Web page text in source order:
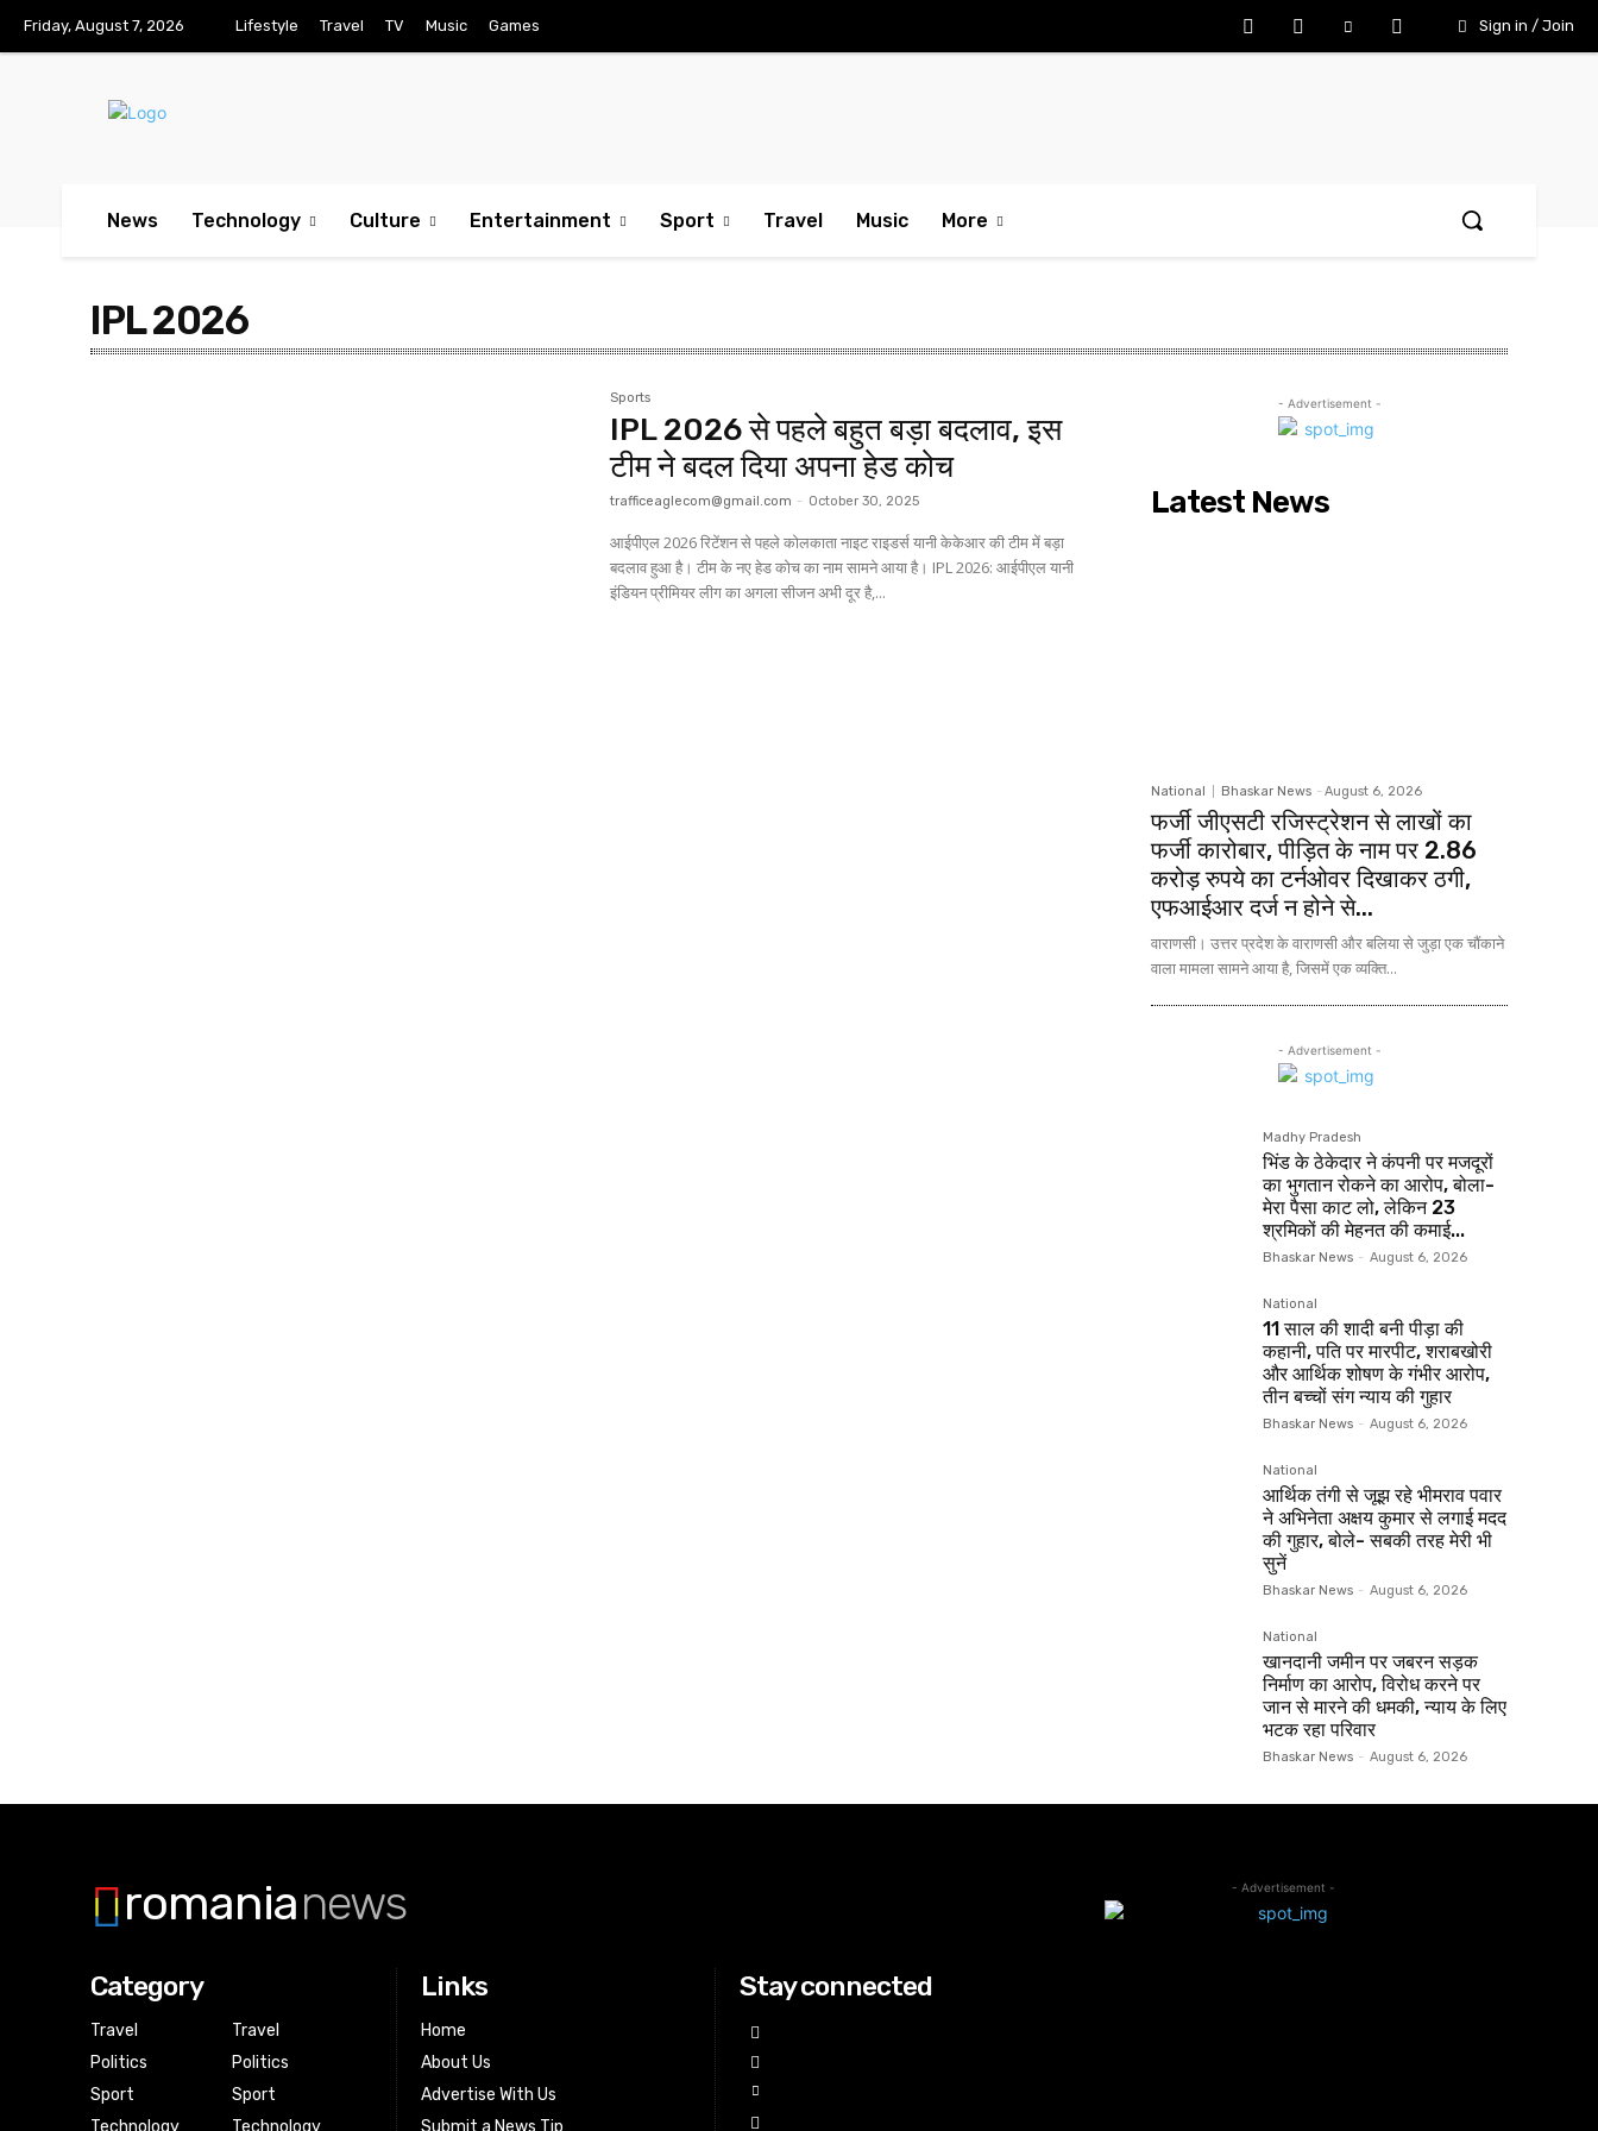
Friday, August 7, 2026 Lifestyle Travel TV Music Games Sign in / Join
News Technology Culture Entertainment Sport Travel Music More
IPL 2026
Sports
IPL 2026 से पहले बहुत बड़ा बदलाव, इस
टीम ने बदल दिया अपना हेड कोच
trafficeaglecom@gmail.com - October 30, 2025
आईपीएल 2026 रिटेंशन से पहले कोलकाता नाइट राइडर्स यानी केकेआर की टीम में बड़ा
बदलाव हुआ है। टीम के नए हेड कोच का नाम सामने आया है। IPL 2026: आईपीएल यानी
इंडियन प्रीमियर लीग का अगला सीजन अभी दूर है,...
- Advertisement -
Latest News
National Bhaskar News - August 6, 2026
फर्जी जीएसटी रजिस्ट्रेशन से लाखों का
फर्जी कारोबार, पीड़ित के नाम पर 2.86
करोड़ रुपये का टर्नओवर दिखाकर ठगी,
एफआईआर दर्ज न होने से...
वाराणसी। उत्तर प्रदेश के वाराणसी और बलिया से जुड़ा एक चौंकाने
वाला मामला सामने आया है, जिसमें एक व्यक्ति...
- Advertisement -
Madhy Pradesh
भिंड के ठेकेदार ने कंपनी पर मजदूरों
का भुगतान रोकने का आरोप, बोला-
मेरा पैसा काट लो, लेकिन 23
श्रमिकों की मेहनत की कमाई...
Bhaskar News - August 6, 2026
National
11 साल की शादी बनी पीड़ा की
कहानी, पति पर मारपीट, शराबखोरी
और आर्थिक शोषण के गंभीर आरोप,
तीन बच्चों संग न्याय की गुहार
Bhaskar News - August 6, 2026
National
आर्थिक तंगी से जूझ रहे भीमराव पवार
ने अभिनेता अक्षय कुमार से लगाई मदद
की गुहार, बोले- सबकी तरह मेरी भी
सुनें
Bhaskar News - August 6, 2026
National
खानदानी जमीन पर जबरन सड़क
निर्माण का आरोप, विरोध करने पर
जान से मारने की धमकी, न्याय के लिए
भटक रहा परिवार
Bhaskar News - August 6, 2026
romanianews
Category
Travel
Politics
Sport
Technology
Travel
Politics
Sport
Technology
Links
Home
About Us
Advertise With Us
Submit a News Tip
Stay connected
- Advertisement -